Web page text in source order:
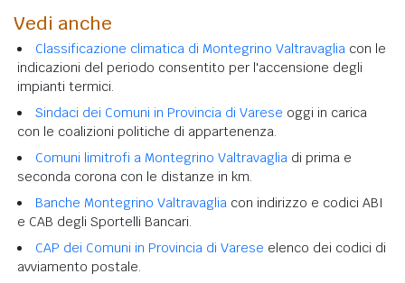
Vedi anche
Classificazione climatica di Montegrino Valtravaglia con le
indicazioni del periodo consentito per l'accensione degli
impianti termici.
Sindaci dei Comuni in Provincia di Varese oggi in carica
con le coalizioni politiche di appartenenza.
Comuni limitrofi a Montegrino Valtravaglia di prima e
seconda corona con le distanze in km.
Banche Montegrino Valtravaglia con indirizzo e codici ABI
e CAB degli Sportelli Bancari.
CAP dei Comuni in Provincia di Varese elenco dei codici di
avviamento postale.